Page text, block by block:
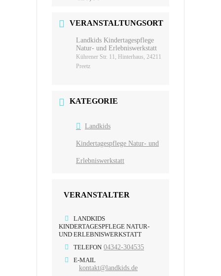
VERANSTALTUNGSORT
Landkids Kindertagespflege
Natur- und Erlebniswerkstatt
Kührener Str. 11, Hinterhaus, 24211
Preetz
KATEGORIE
Landkids
Kindertagespflege Natur- und
Erlebniswerkstatt
VERANSTALTER
LANDKIDS
KINDERTAGESPFLEGE NATUR-
UND ERLEBNISWERKSTATT
TELEFON 04342-304535
E-MAIL
kontakt@landkids.de